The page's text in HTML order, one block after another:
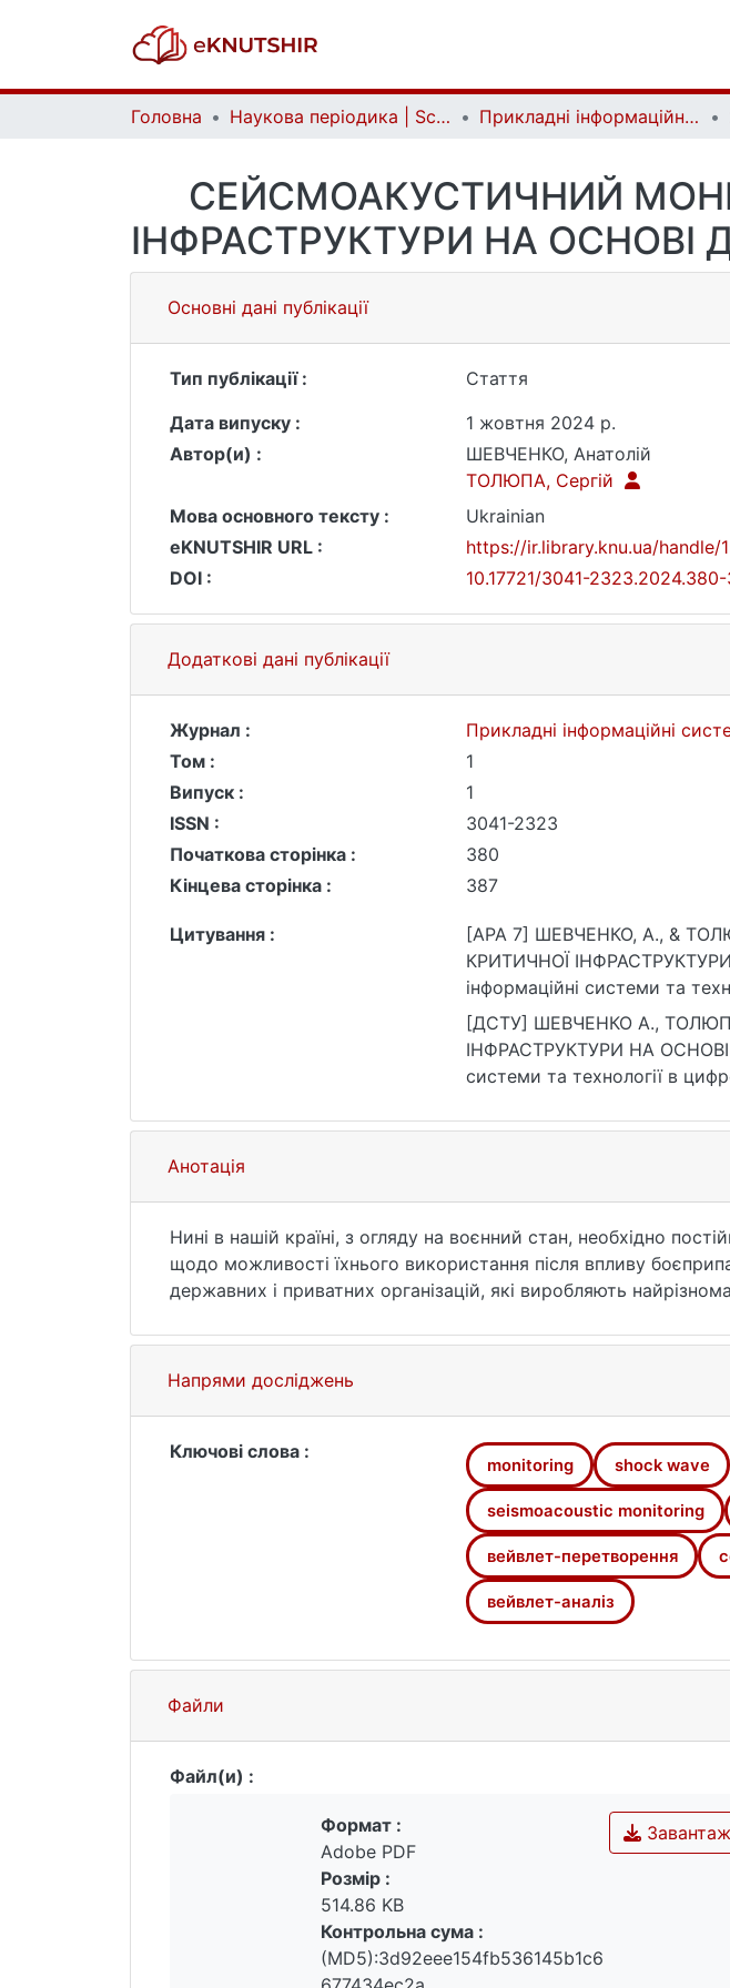
Головна Наукова періодика | Scientific periodicals Прикладні інформаційні системи та технології в цифровому суспільстві | Applied Information Systems and Technologies in the Digital Society
СЕЙСМОАКУСТИЧНИЙ
ІНФРАСТРУКТУРИ НА ОСНОВІ
Основні дані публікації
Тип публікації :
Стаття
Дата випуску :
1 жовтня 2024 р.
Автор(и) :
ШЕВЧЕНКО, Анатолій
ТОЛЮПА, Сергій
Мова основного тексту :
Ukrainian
eKNUTSHIR URL :
https://ir.library.knu.ua/handle/
DOI :
10.17721/3041-
Додаткові дані публікації
Журнал :
Прикладні інформаційні
Том :
1
Випуск :
1
ISSN :
3041-2323
Початкова сторінка :
380
Кінцева сторінка :
387
Цитування :
[APA 7] ШЕВЧЕНКО, А., &
КРИТИЧНОЇ
інформаційні системи та
https://doi.org/10.17721/3041-
[ДСТУ] ШЕВЧЕНКО А.,
ІНФРАСТРУКТУРИ НА ОСНОВІ
системи та технології в
Анотація
Нині в нашій країні, з огляду на воєнний стан, необхідно
щодо можливості їхнього використання після впливу
державних і приватних організацій, які виробляють
обстрілів. Уперше запропоновано метод моніторингу
суть якого полягає у відображенні досліджуваного об'єкта у
параметри" розуміють фізичні параметри об'єкта, які
стану зазначеного об'єкта), динаміка яких характеризує
Напрями досліджень
Ключові слова :
monitoring shock wave
seismoacoustic monitoring
вейвлет-перетворення
вейвлет-аналіз
Файли
Файл(и) :
Формат :
Adobe PDF
Розмір :
514.86 KB
Контрольна сума :
(MD5):3d92eee154fb536145b1c6